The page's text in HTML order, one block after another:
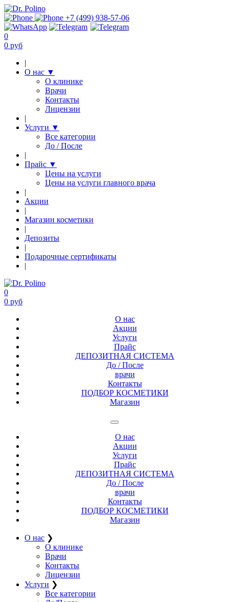
+7 (499) 938-57-06
0
0 руб
|
О нас ▼
О клинике
Врачи
Контакты
Лицензии
|
Услуги ▼
Все категории
До / После
|
Прайс ▼
Цены на услуги
Цены на услуги главного врача
|
Акции
|
Магазин косметики
|
Депозиты
|
Подарочные сертификаты
|
0
0 руб
О нас
Акции
Услуги
Прайс
ДЕПОЗИТНАЯ СИСТЕМА
До / После
врачи
Контакты
ПОДБОР КОСМЕТИКИ
Магазин
О нас
Акции
Услуги
Прайс
ДЕПОЗИТНАЯ СИСТЕМА
До / После
врачи
Контакты
ПОДБОР КОСМЕТИКИ
Магазин
О нас ❯
О клинике
Врачи
Контакты
Лицензии
Услуги ❯
Все категории